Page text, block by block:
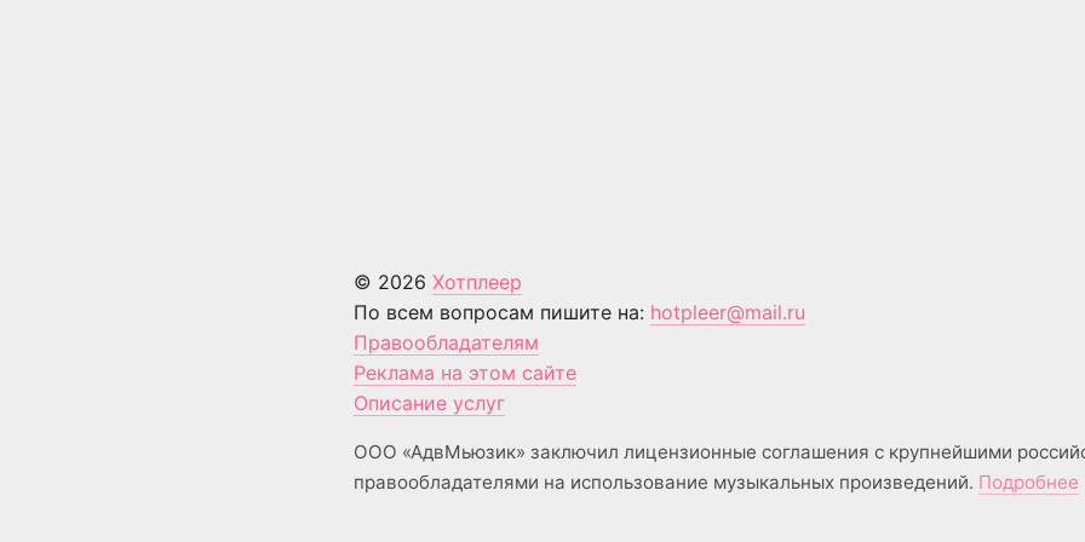
© 2026 Хотплеер
По всем вопросам пишите на: hotpleer@mail.ru
Правообладателям
Реклама на этом сайте
Описание услуг
ООО «АдвМьюзик» заключил лицензионные соглашения с крупнейшими
правообладателями на использование музыкальных произведений. Подробнее